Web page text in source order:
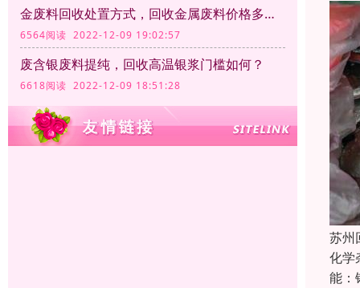
金废料回收处置方式，回收金属废料价格多少钱一公斤？
6564阅读 2022-12-09 19:02:57
废含银废料提纯，回收高温银浆门槛如何？
6618阅读 2022-12-09 18:51:28
苏州
化学
能：